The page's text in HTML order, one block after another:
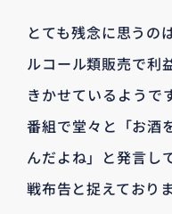
とても残念に思うの
ルコール類販売で利
きかせているようで
番組で堂々と「お酒
んだよね」と発言し
戦布告と捉えており